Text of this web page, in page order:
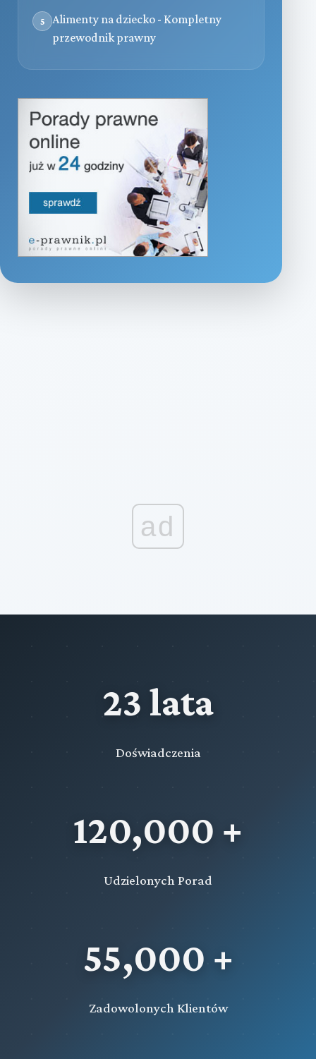
5
Alimenty na dziecko - Kompletny
przewodnik prawny
ad
23 lata
Doświadczenia
120,000 +
Udzielonych Porad
55,000 +
Zadowolonych Klientów